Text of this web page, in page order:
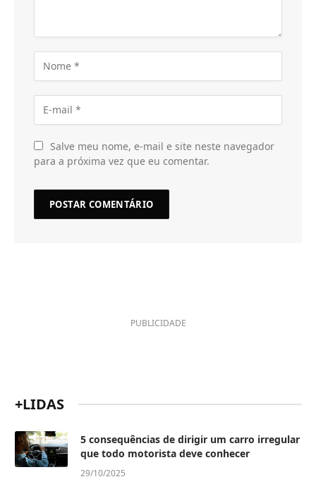
Salve meu nome, e-mail e site neste navegador
para a próxima vez que eu comentar.
PUBLICIDADE
+LIDAS
5 consequências de dirigir um carro irregular
que todo motorista deve conhecer
29/10/2025